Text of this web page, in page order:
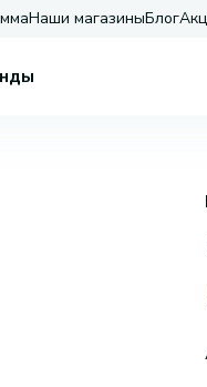
Наши магазиныБлог